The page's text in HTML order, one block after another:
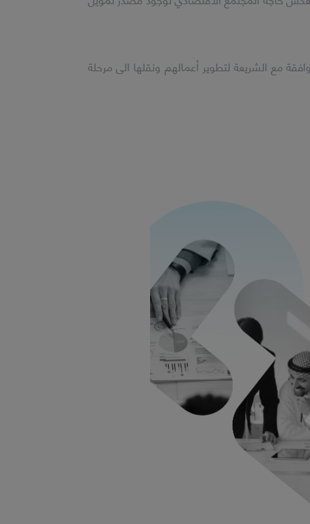
عن حلول تمويلية متوافقة مع الشريعة لتطوير أعمالهم ونقلها الى مرحلة